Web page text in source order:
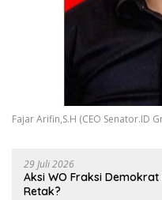
Fajar Arifin,S.H (CEO Senator.ID
29 Juli 2026
Aksi WO Fraksi
Retak?